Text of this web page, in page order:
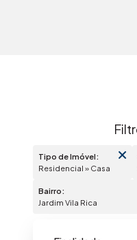
Tipo de Imóvel:
Residencial » Casa
Bairro:
Jardim Vila Rica